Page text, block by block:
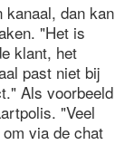
kanaal, dan kan
"Het is
klant, het
past niet bij
Als voorbeeld
"Veel
via de chat